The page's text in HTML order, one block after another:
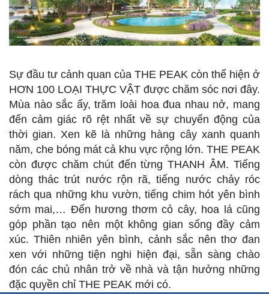
Sự đầu tư cảnh quan của THE PEAK còn thể hiện ở
HƠN 100 LOẠI THỰC VẬT được chăm sóc nơi đây.
Mùa nào sắc ấy, trăm loài hoa đua nhau nở, mang
đến cảm giác rõ rệt nhất về sự chuyển động của
thời gian. Xen kẽ là những hàng cây xanh quanh
năm, che bóng mát cả khu vực rộng lớn. THE PEAK
còn được chăm chút đến từng THANH ÂM. Tiếng
dòng thác trút nước rộn rã, tiếng nước chảy róc
rách qua những khu vườn, tiếng chim hót yên bình
sớm mai,… Đến hương thơm cỏ cây, hoa lá cũng
góp phần tạo nên một không gian sống đầy cảm
xúc. Thiên nhiên yên bình, cảnh sắc nên thơ đan
xen với những tiện nghi hiện đại, sẵn sàng chào
đón các chủ nhân trở về nhà và tận hưởng những
đặc quyền chỉ THE PEAK mới có.